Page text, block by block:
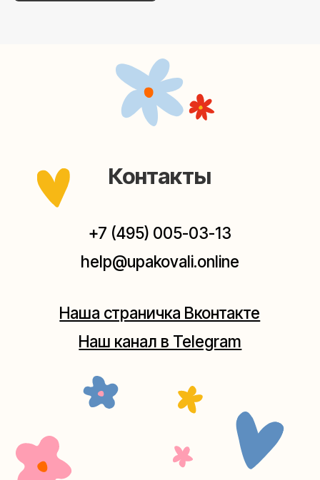
Мастерские упаковки подарков работают без
(как пройти)
Москва, ул.Таганская, дом 25-27
Мастерская на Плющихе
Мастерская на Таганке
+7 (980) 495-03-13
+7 (980) 156-03-13